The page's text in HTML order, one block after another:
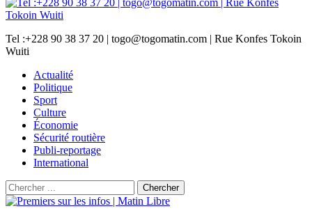
Tel :+228 90 38 37 20 | togo@togomatin.com | Rue Konfes Tokoin
Wuiti
Actualité
Politique
Sport
Culture
Économie
Sécurité routière
Publi-reportage
International